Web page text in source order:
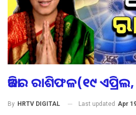
ଆଜିର ରାଶିଫଳ(୧୯ ଏପ୍ରିଲ,
By HRTV DIGITAL Last updated Apr